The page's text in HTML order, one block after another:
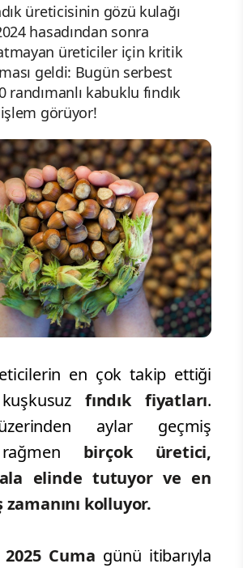
üreticisinin gözü kulağı
hasadından sonra
üreticiler için kritik
geldi: Bugün serbest
randımanlı kabuklu fındık
işlem görüyor!
en çok takip ettiği
fındık fiyatları.
aylar geçmiş
birçok üretici,
elinde tutuyor ve en
zamanını kolluyor.
Cuma günü itibarıyla